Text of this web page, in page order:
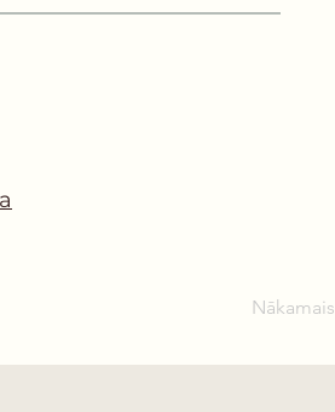
Nākamais